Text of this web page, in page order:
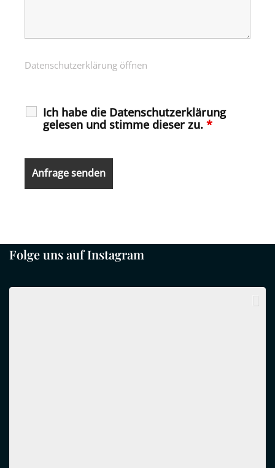
Datenschutzerklärung öffnen
Ich habe die Datenschutzerklärung
gelesen und stimme dieser zu. *
Folge uns auf Instagram